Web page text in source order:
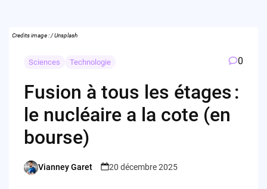
Credits image : / Unsplash
Sciences Technologie 0
Fusion à tous les étages :
le nucléaire a la cote (en
bourse)
Posted
Vianney Garet 20 décembre 2025